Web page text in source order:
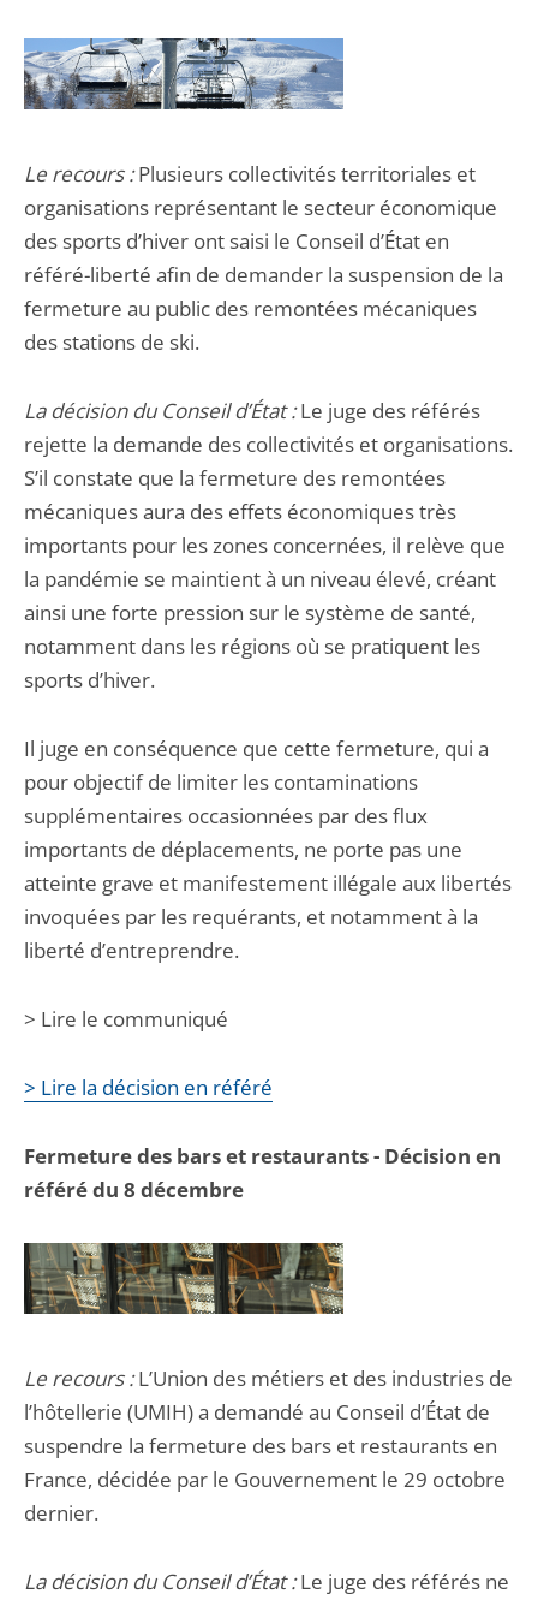
Le recours :Plusieurs collectivités territoriales et
organisations représentant le secteur économique
des sports d’hiver ont saisi le Conseil d’État en
référé-liberté afin de demander la suspension de la
fermeture au public des remontées mécaniques
des stations de ski.
La décision du Conseil d’État :Le juge des référés
rejette la demande des collectivités et organisations.
S’il constate que la fermeture des remontées
mécaniques aura des effets économiques très
importants pour les zones concernées, il relève que
la pandémie se maintient à un niveau élevé, créant
ainsi une forte pression sur le système de santé,
notamment dans les régions où se pratiquent les
sports d’hiver.
Il juge en conséquence que cette fermeture, qui a
pour objectif de limiter les contaminations
supplémentaires occasionnées par des flux
importants de déplacements, ne porte pas une
atteinte grave et manifestement illégale aux libertés
invoquées par les requérants, et notamment à la
liberté d’entreprendre.
> Lire le communiqué
> Lire la décision en référé
Fermeture des bars et restaurants - Décision en
référé du 8 décembre
Le recours :L’Union des métiers et des industries de
l’hôtellerie (UMIH) a demandé au Conseil d’État de
suspendre la fermeture des bars et restaurants en
France, décidée par le Gouvernement le 29 octobre
dernier.
La décision du Conseil d’État :Le juge des référés ne